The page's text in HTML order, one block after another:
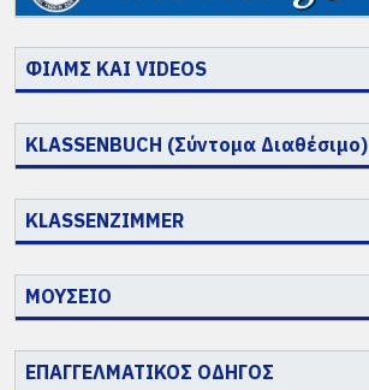
ΦΙΛΜΣ ΚΑΙ VIDEOS
KLASSENBUCH (Σύντομα Διαθέσιμο)
KLASSENZIMMER
ΜΟΥΣΕΙΟ
ΕΠΑΓΓΕΛΜΑΤΙΚΟΣ ΟΔΗΓΟΣ